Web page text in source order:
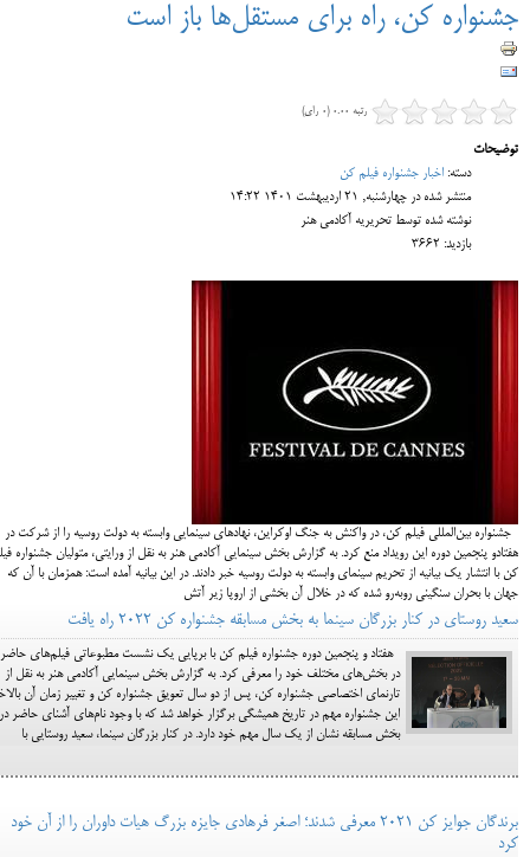
جشنواره کن، راه برای مستقل‌ها باز است
رتبه 0.00 (0 رای)
توضیحات
دسته: اخبار جشنواره فیلم کن
منتشر شده در چهارشنبه, 21 ارديبهشت 1401 14:22
نوشته شده توسط تحریریه آکادمی هنر
بازدید: 3662
جشنواره بین‌المللی فیلم کن، در واکنش به جنگ اوکراین، نهادهای سینمایی وابسته به دولت روسیه را از شرکت در
هفتادو پنجمین دوره این رویداد منع کرد. به گزارش بخش سینمایی آکادمی هنر به نقل از ورایتی، متولیان جشنواره
کن با انتشار یک بیانیه از تحریم سینمای وابسته به دولت روسیه خبر دادند. در این بیانیه آمده است: همزمان با آن که
جهان با بحران سنگینی روبه‌رو شده که در خلال آن بخشی از اروپا زیر آتش
سعید روستای در کنار بزرگان سینما به بخش مسابقه جشنواره کن ۲۰۲۲ راه یافت
هفتاد و پنجمین دوره جشنواره فیلم کن با برپایی یک نشست مطبوعاتی فیلم‌های حاضر
در بخش‌های مختلف خود را معرفی کرد. به گزارش بخش سینمایی آکادمی هنر به نقل از
تارنمای اختصاصی جشنواره کن، پس از دو سال تعویق جشنواره کن و تغییر زمان آن
این جشنواره مهم در تاریخ همیشگی برگزار خواهد شد که با وجود نام‌های آشنای حاضر در
بخش مسابقه نشان از یک سال مهم خود دارد. در کنار بزرگان سینما، سعید روستایی با
برندگان جوایز کن 2021 معرفی شدند؛ اصغر فرهادی جایزه بزرگ هیات داوران را از آن خود
کرد